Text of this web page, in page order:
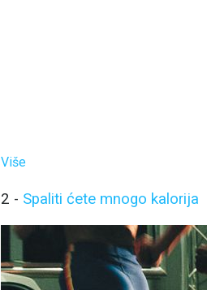
Više
2 - Spaliti ćete mnogo kalorija